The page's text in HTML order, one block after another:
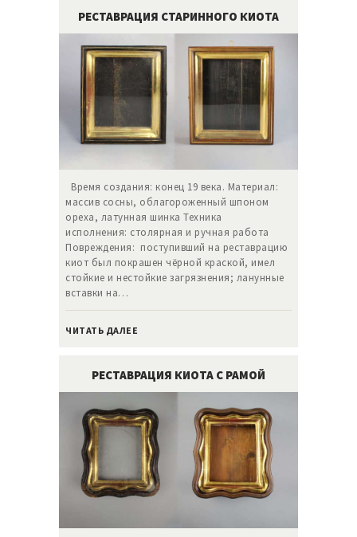
Viber
РЕСТАВРАЦИЯ СТАРИННОГО КИОТА
Время создания: конец 19 века. Материал:
массив сосны, облагороженный шпоном
ореха, латунная шинка Техника
исполнения: столярная и ручная работа
Повреждения: поступивший на реставрацию
киот был покрашен чёрной краской, имел
стойкие и нестойкие загрязнения; ланунные
вставки на…
ЧИТАТЬ ДАЛЕЕ
РЕСТАВРАЦИЯ КИОТА С РАМОЙ